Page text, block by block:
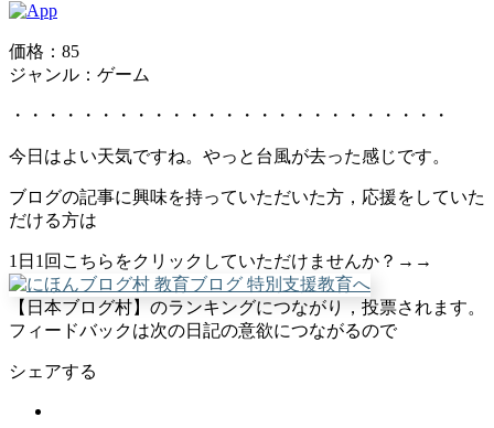
価格：85
ジャンル：ゲーム
・・・・・・・・・・・・・・・・・・・・・・・・・
今日はよい天気ですね。やっと台風が去った感じです。
ブログの記事に興味を持っていただいた方，応援をしていた
だける方は
1日1回こちらをクリックしていただけませんか？→→
【日本ブログ村】のランキングにつながり，投票されます。
フィードバックは次の日記の意欲につながるので
シェアする